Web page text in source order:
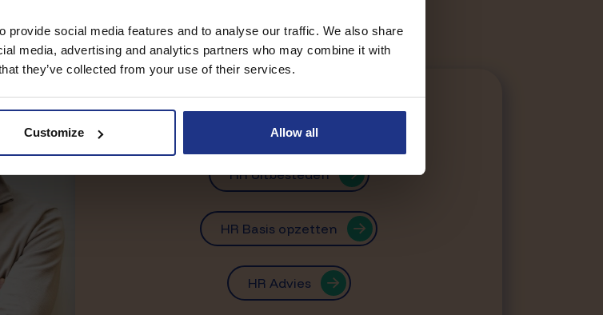
provide social media features and to analyse our traffic. We also share
media, advertising and analytics partners who may combine it with
they’ve collected from your use of their services.
Customize Allow all
Wat we voor je doen.
HR Uitbesteden
HR Basis opzetten
HR Advies